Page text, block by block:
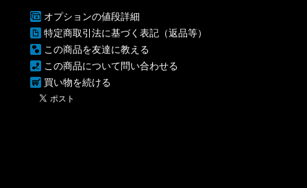
オプションの値段詳細
特定商取引法に基づく表記（返品等）
この商品を友達に教える
この商品について問い合わせる
買い物を続ける